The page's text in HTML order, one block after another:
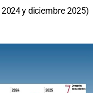
y diciembre 2025)